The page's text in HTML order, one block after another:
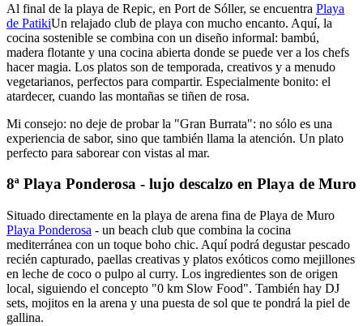
Al final de la playa de Repic, en Port de Sóller, se encuentra Playa
de PatikiUn relajado club de playa con mucho encanto. Aquí, la
cocina sostenible se combina con un diseño informal: bambú,
madera flotante y una cocina abierta donde se puede ver a los chefs
hacer magia. Los platos son de temporada, creativos y a menudo
vegetarianos, perfectos para compartir. Especialmente bonito: el
atardecer, cuando las montañas se tiñen de rosa.
Mi consejo: no deje de probar la "Gran Burrata": no sólo es una
experiencia de sabor, sino que también llama la atención. Un plato
perfecto para saborear con vistas al mar.
8ª Playa Ponderosa - lujo descalzo en Playa de Muro
Situado directamente en la playa de arena fina de Playa de Muro
Playa Ponderosa - un beach club que combina la cocina
mediterránea con un toque boho chic. Aquí podrá degustar pescado
recién capturado, paellas creativas y platos exóticos como mejillones
en leche de coco o pulpo al curry. Los ingredientes son de origen
local, siguiendo el concepto "0 km Slow Food". También hay DJ
sets, mojitos en la arena y una puesta de sol que te pondrá la piel de
gallina.